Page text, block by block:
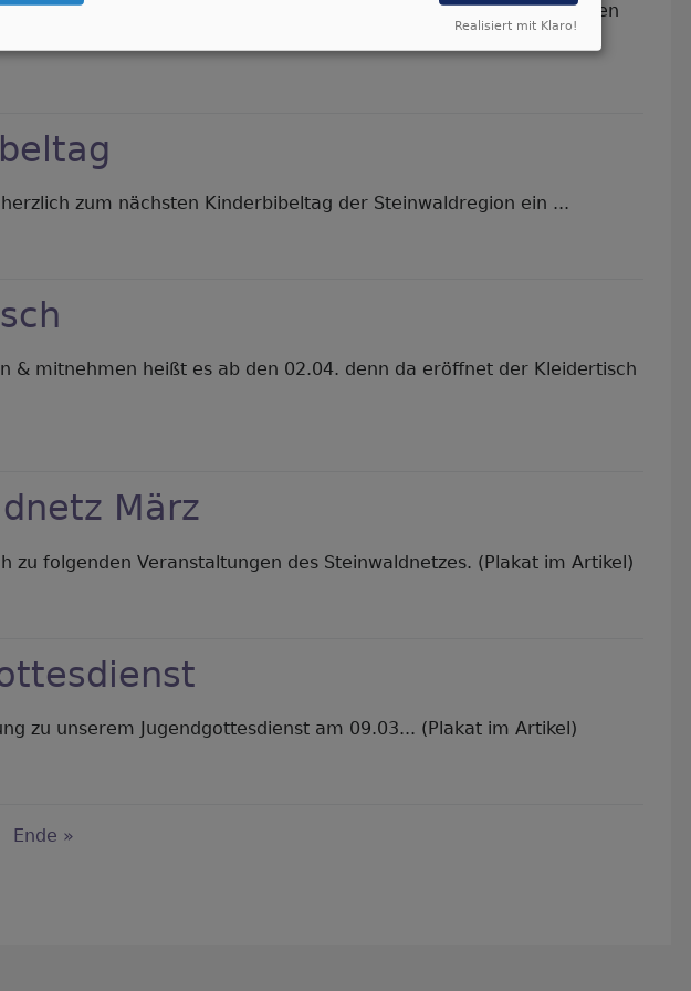
zur Glockenweihe in Thumsenreuth am 22.06. und anschließenden
zum nächsten Kinderbibeltag der Steinwaldregion ein ...
& mitnehmen heißt es ab den 02.04. denn da eröffnet der Kleidertisch
März
zu folgenden Veranstaltungen des Steinwaldnetzes. (Plakat im Artikel)
zu unserem Jugendgottesdienst am 09.03... (Plakat im Artikel)
Last
Ende »
Realisiert mit Klaro!